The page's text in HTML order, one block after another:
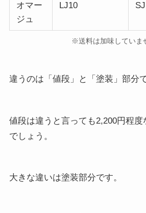
オマー
ジュ
LJ10
※送料は加味していま
違うのは「値段」と「塗装」部分で
値段は違うと言っても2,200円程度
でしょう。
大きな違いは塗装部分です。